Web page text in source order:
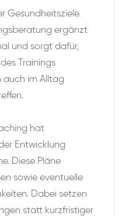
Gesundheitsziele.
ergänzt
und sorgt dafür,
Trainings
auch im Alltag
hat
Entwicklung
Diese Pläne
sowie eventuelle
Dabei setzen
statt kurzfristiger